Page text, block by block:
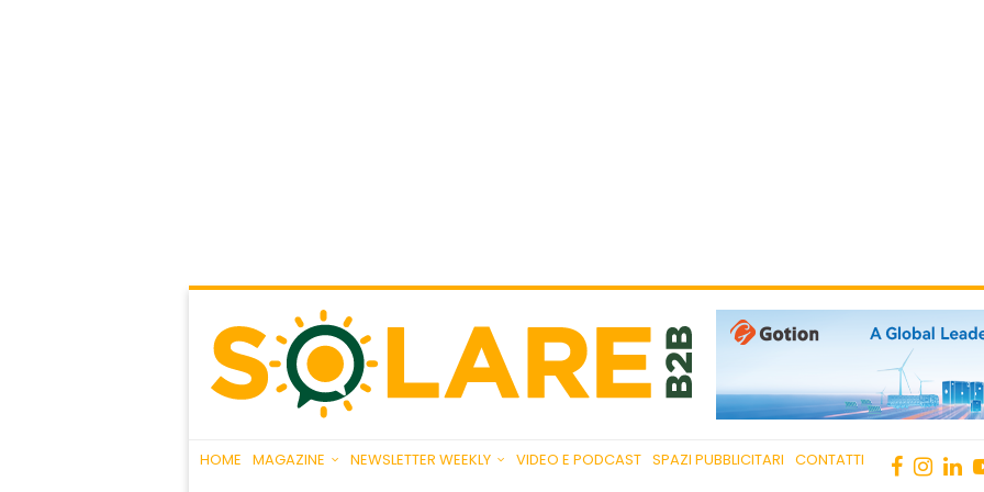
HOME MAGAZINE NEWSLETTER WEEKLY VIDEO E PODCAST SPAZI PUBBLICITARI CONTATTI